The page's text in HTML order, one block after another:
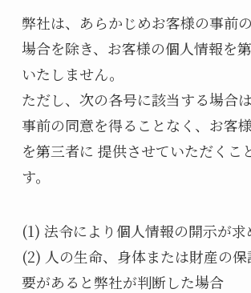
弊社は、あらかじめお客様の事前
場合を除き、お客様の個人情報を
いたしません。
ただし、次の各号に該当する場合
事前の同意を得ることなく、お客
を第三者に 提供させていただくこ
す。
(1) 法令により個人情報の開示が
(2) 人の生命、身体または財産の
要があると弊社が判断した場合